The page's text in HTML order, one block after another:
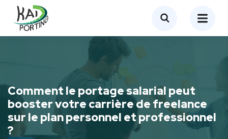
Comment le portage salarial peut
booster votre carrière de freelance
sur le plan personnel et professionnel
?